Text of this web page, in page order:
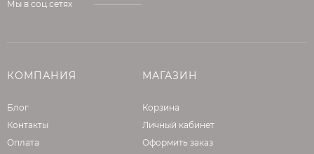
Цвет: синий
Температура эксплуатации: от -40°С до
Плотность: 1.3 кг/л
Ширина: 20 мм
Мы в соц.сетях
КОМПАНИЯ
Блог
Контакты
Оплата
МАГАЗИН
Корзина
Личный кабинет
Оформить заказ